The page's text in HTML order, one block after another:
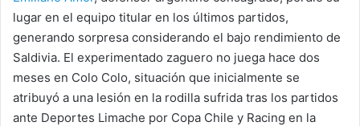
lugar en el equipo titular en los últimos partidos,
generando sorpresa considerando el bajo rendimiento de
Saldivia. El experimentado zaguero no juega hace dos
meses en Colo Colo, situación que inicialmente se
atribuyó a una lesión en la rodilla sufrida tras los partidos
ante Deportes Limache por Copa Chile y Racing en la